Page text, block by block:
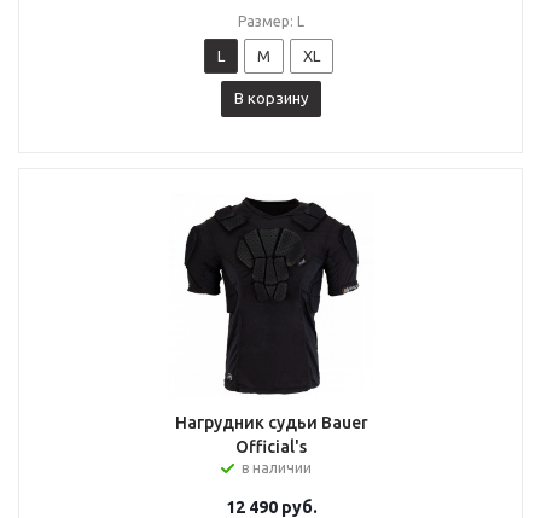
Размер: L
L M XL
В корзину
Нагрудник судьи Bauer
Official's
в наличии
12 490руб.